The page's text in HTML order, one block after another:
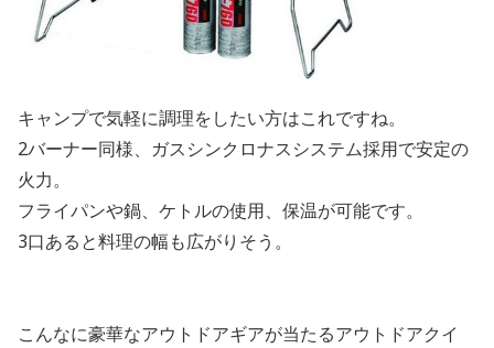
キャンプで気軽に調理をしたい方はこれですね。
2バーナー同様、ガスシンクロナスシステム採用で安定の
火力。
フライパンや鍋、ケトルの使用、保温が可能です。
3口あると料理の幅も広がりそう。
こんなに豪華なアウトドアギアが当たるアウトドアクイ